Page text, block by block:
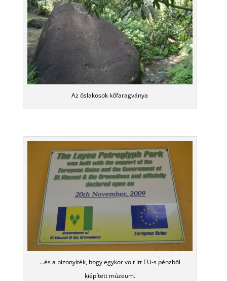
Az őslakosok kőfaragványa
…és a bizonyíték, hogy egykor volt itt EU-s pénzből
kiépített múzeum.